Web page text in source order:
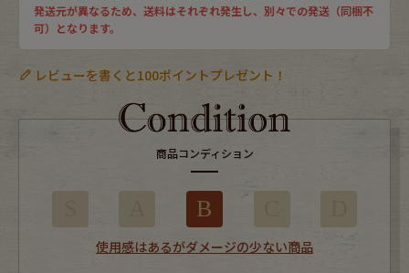
発送元が異なるため、送料はそれぞれ発生し、別々での発送（同梱不
可）となります。
レビューを書くと100ポイントプレゼント！
商品コンディション
B
使用感はあるがダメージの少ない商品